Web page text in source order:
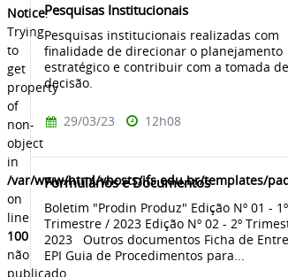
Notice:
Trying
to
get
property
of
non-
object
in
/var/www/html/vhosts/ifs.edu.br/templates/
on
line
100
não
publicado
Pesquisas Institucionais
Pesquisas institucionais realizadas com
finalidade de direcionar o planejamento
estratégico e contribuir com a tomada de
decisão.
29/03/23 12h08
Formulários e Documentos
Boletim "Prodin Produz" Edição Nº 01 - 1º
Trimestre / 2023 Edição Nº 02 - 2º
2023 Outros documentos Ficha de
EPI Guia de Procedimentos para...